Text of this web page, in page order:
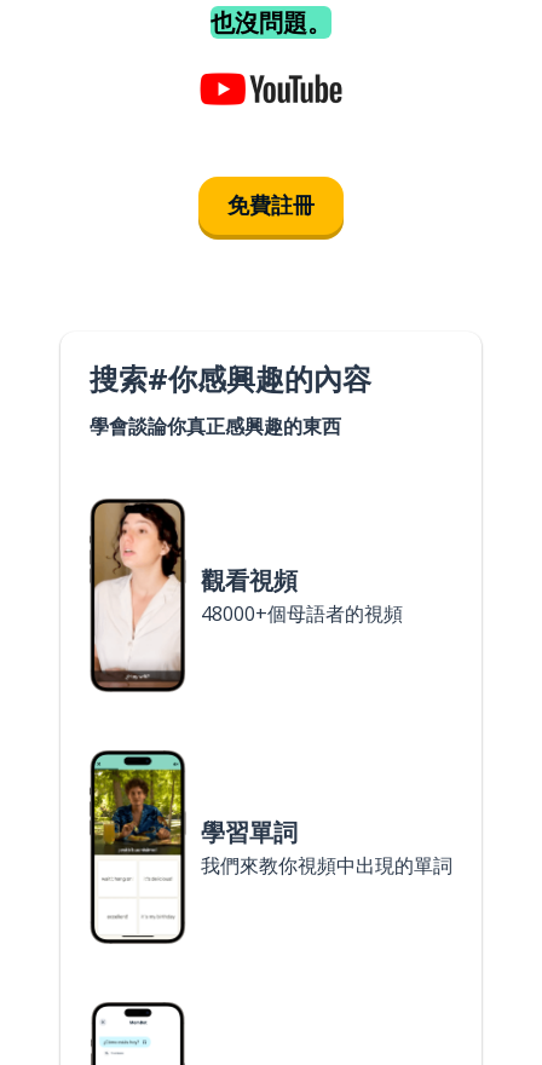
也沒問題。
免費註冊
搜索#你感興趣的內容
學會談論你真正感興趣的東西
觀看視頻
48000+個母語者的視頻
學習單詞
我們來教你視頻中出現的單詞